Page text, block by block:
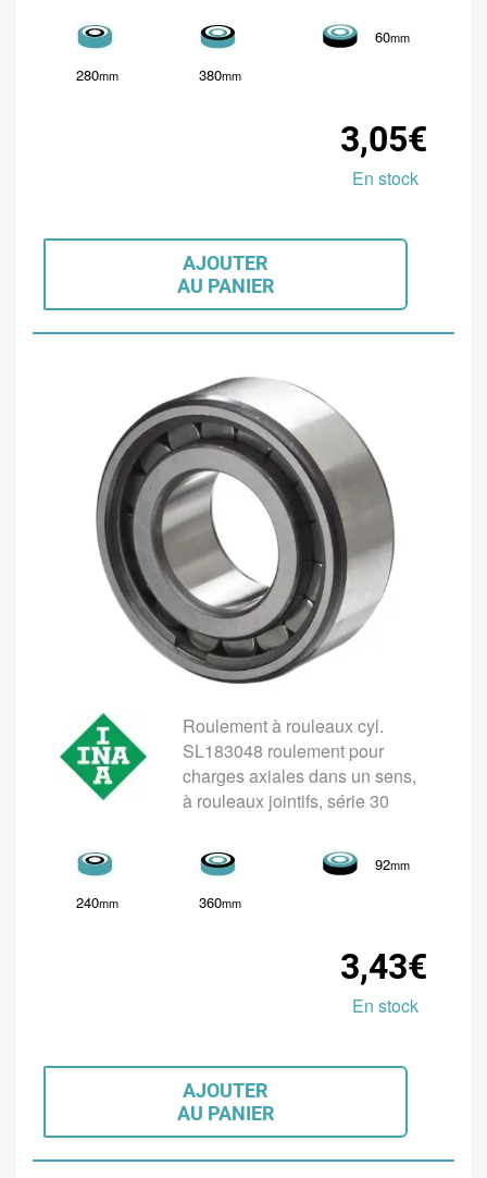
280mm 380mm
60mm
3,05€
En stock
AJOUTER
AU PANIER
Roulement à rouleaux cyl.
SL183048 roulement pour
charges axiales dans un sens,
à rouleaux jointifs, série 30
240mm 360mm
92mm
3,43€
En stock
AJOUTER
AU PANIER